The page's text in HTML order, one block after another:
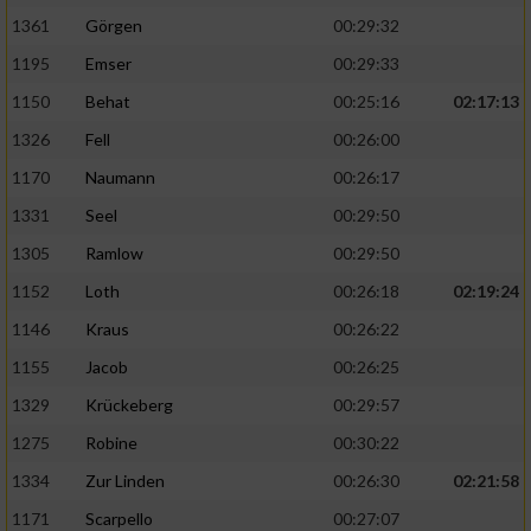
1361
Görgen
00:29:32
1195
Emser
00:29:33
1150
Behat 00:25:16
02:17:13
1326
Fell
00:26:00
1170
Naumann
00:26:17
1331
Seel
00:29:50
1305
Ramlow
00:29:50
1152
Loth 00:26:18
02:19:24
1146
Kraus
00:26:22
1155
Jacob
00:26:25
1329
Krückeberg
00:29:57
1275
Robine
00:30:22
1334
Zur Linden 00:26:30
02:21:58
1171
Scarpello
00:27:07